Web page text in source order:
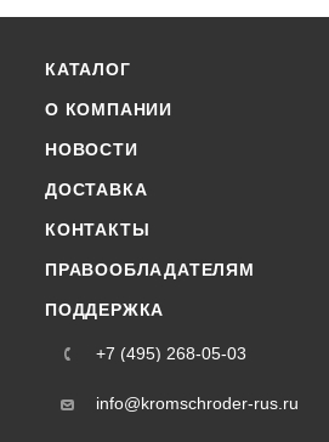
КАТАЛОГ
О КОМПАНИИ
НОВОСТИ
ДОСТАВКА
КОНТАКТЫ
ПРАВООБЛАДАТЕЛЯМ
ПОДДЕРЖКА
+7 (495) 268-05-03
info@kromschroder-rus.ru